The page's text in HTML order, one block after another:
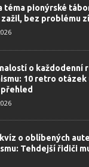
téma pionýrské
zažil, bez problému
o každodenní
10 retro otázek
o oblíbených
Tehdejší řidiči